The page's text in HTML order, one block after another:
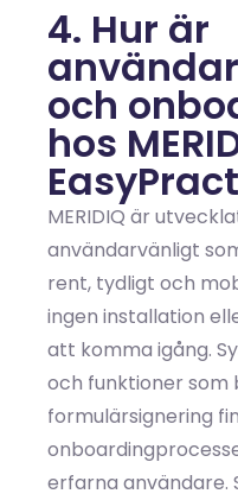
4. Hur är
och
hos
MERIDIQ är
användarvänligt
rent, tydligt och
ingen installation
att komma igång.
och funktioner som
formulärsignering
erfarna användare.